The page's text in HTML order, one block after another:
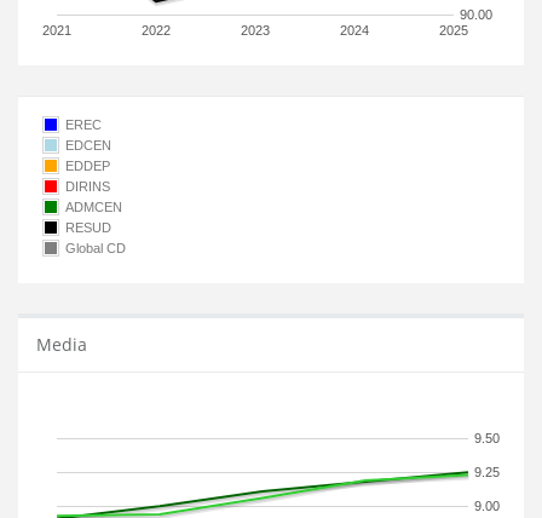
2021 2022 2023 2024 2025
90.00
EREC
EDCEN
EDDEP
DIRINS
ADMCEN
RESUD
Global CD
Media
9.00
9.25
9.50